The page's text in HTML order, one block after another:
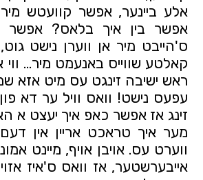
אלע ביינער, אפשר קוועטש
אפשר בין איך בלאס? אפשר
ס'הייבט מיר אן ווערן נישט
קאלטע שווייס באנעמט מיר… ווי
ראש ישיבה זינגט עס מיט אזא
עפעס נישט! וואס וויל ער דא
זינג אז אפשר כאפ איך יעצט א
מער איך טראכט אריין אין
ווערט עס. אויבן אויף, מיינט
אייבערשטער, אז וואס ס'איז